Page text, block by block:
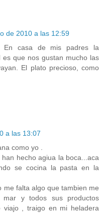
de 2010 a las 12:59
En casa de mis padres la
que nos gustan mucho las
El plato precioso, como
a las 13:07
como yo .
hecho agiua la boca...aca
se cocina la pasta en la
me falta algo que tambien me
y todos sus productos
viajo , traigo en mi heladera